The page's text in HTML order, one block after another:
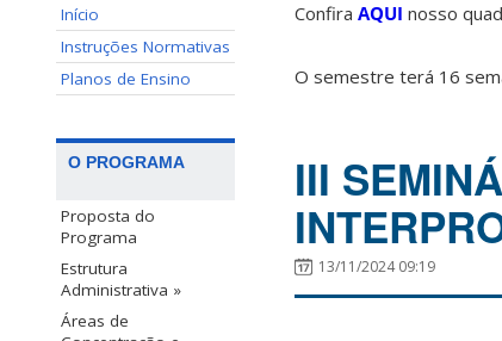
Início
Instruções Normativas
Planos de Ensino
O PROGRAMA
Proposta do
Programa
Estrutura
Administrativa »
Áreas de
Confira AQUI nosso
O semestre terá 16
III
13/11/2024 09:19